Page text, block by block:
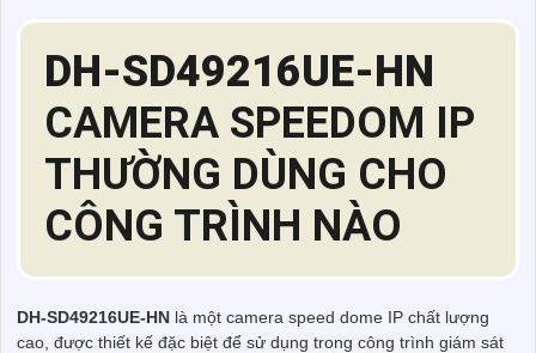
DH-SD49216UE-HN
CAMERA SPEEDOM IP
THƯỜNG DÙNG CHO
CÔNG TRÌNH NÀO
DH-SD49216UE-HN là một camera speed dome IP chất lượng
cao, được thiết kế đặc biệt để sử dụng trong công trình giám sát